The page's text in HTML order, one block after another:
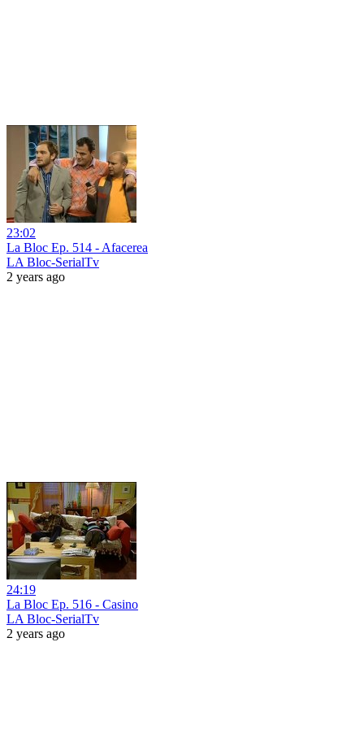
23:02
La Bloc Ep. 514 - Afacerea
LA Bloc-SerialTv
2 years ago
24:19
La Bloc Ep. 516 - Casino
LA Bloc-SerialTv
2 years ago